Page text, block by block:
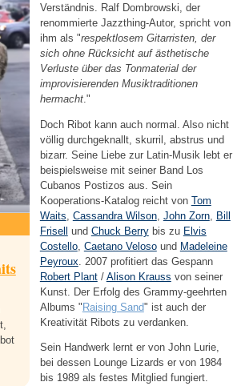
Verständnis. Ralf Dombrowski, der
renommierte Jazzthing-Autor, spricht von
ihm als "respektlosem Gitarristen, der
sich ohne Rücksicht auf ästhetische
Verluste über das Tonmaterial der
improvisierenden Musiktraditionen
hermacht."
Doch Ribot kann auch normal. Also nicht
völlig durchgeknallt, skurril, abstrus und
bizarr. Seine Liebe zur Latin-Musik lebt er
beispielsweise mit seiner Band Los
Cubanos Postizos aus. Sein
Kooperations-Katalog reicht von Tom
Waits Cassandra Wilson, John Zorn, Bill
Frisell und Chuck Berrybis zu Elvis
Costello, Caetano Velosound Madeleine
Peyroux . 2007 profitiert das Gespann
Robert Plant/ Alison Krauss von seiner
Kunst. Der Erfolg des Grammy-geehrten
Albums "Raising Sand" ist auch der
Kreativität Ribots zu verdanken.
Sein Handwerk lernt er von John Lurie,
bei dessen Lounge Lizards er von 1984
bis 1989 als festes Mitglied fungiert.